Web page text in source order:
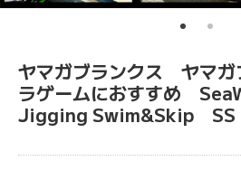
ヤマガブランクス ヤマ
ラゲームにおすすめ
Jigging Swim&Skip SS